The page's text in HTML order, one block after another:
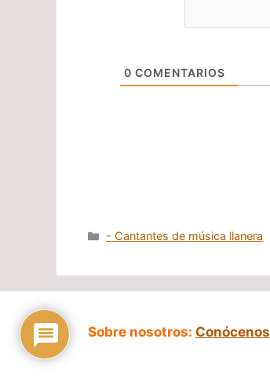
0 COMENTARIOS
Categorías
- Cantantes de música llanera
Sobre nosotros: Conócenos